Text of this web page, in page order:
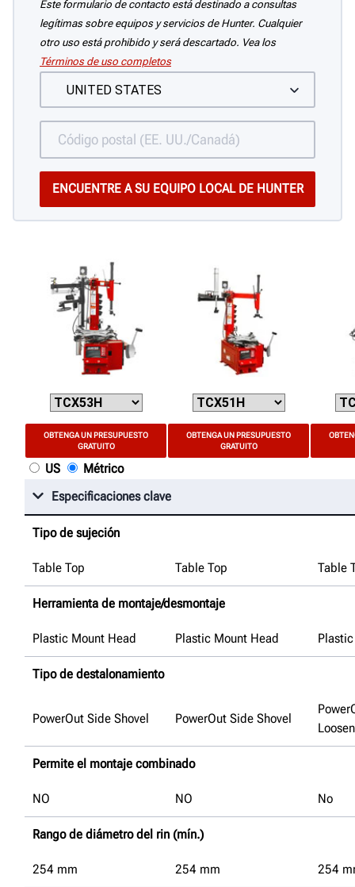
Este formulario de contacto está destinado a consultas
legítimas sobre equipos y servicios de Hunter. Cualquier
otro uso está prohibido y será descartado. Vea los
Términos de uso completos
OBTENGA UN PRESUPUESTO
GRATUITO
OBTENGA UN PRESUPUESTO
GRATUITO
US
Métrico
Especificaciones clave
Tipo de sujeción
Table Top Table Top Table
Herramienta de montaje/desmontaje
Plastic Mount Head Plastic Mount Head
Tipo de destalonamiento
PowerOut Side Shovel PowerOut Side Shovel
Permite el montaje combinado
NO NO No
Rango de diámetro del rin (mín.)
254 mm 254 mm 254